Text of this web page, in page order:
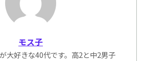
モス子
大好きな40代です。高2と中2男子